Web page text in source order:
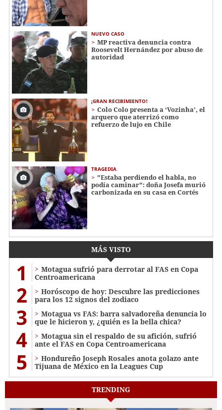
NUEVO CASO
MP reactiva denuncia contra
Roosevelt Hernández por abuso de
autoridad
¡GRAN RECIBIMIENTO!
Colo Colo presenta a ‘Vozinha’, el
arquero que aterrizó como
refuerzo de lujo en Chile
TRAGEDIA
"Estaba perdiendo el habla, no
podía caminar": doña Josefa murió
carbonizada en su casa en Cortés
MÁS VISTO
1
Motagua sufrió para derrotar al FAS en Copa
Centroamericana
2
Horóscopo de hoy: Descubre las predicciones
para los 12 signos del zodiaco
3
Motagua vs FAS: barra salvadoreña denuncia lo
que le hicieron y, ¿quién es la bella chica?
4
Motagua sin el respaldo de su afición, sufrió
ante el FAS en Copa Centroamericana
5
Hondureño Joseph Rosales anota golazo ante
Tijuana de México en la Leagues Cup
TRENDING